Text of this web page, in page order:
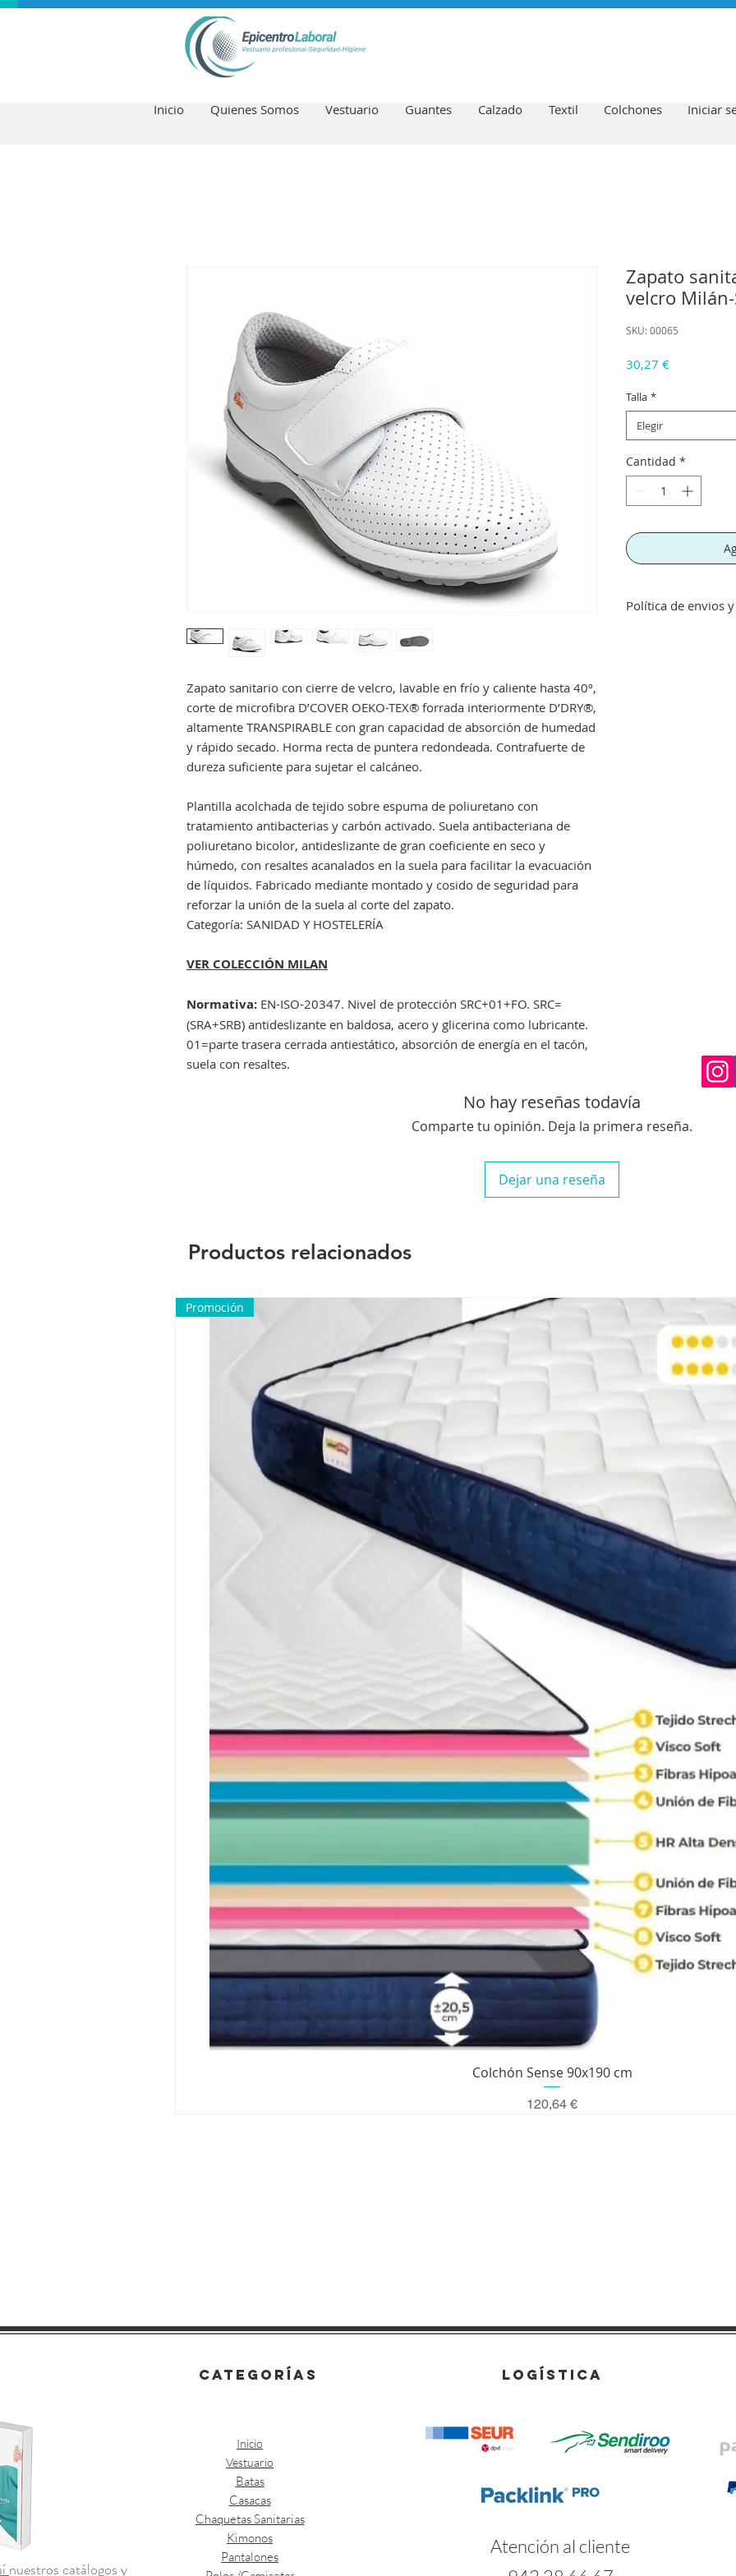
Inicio Quienes Somos Vestuario Guantes Calzado Textil Colchones Iniciar
Zapato sanitario con cierre de velcro, lavable en frío y caliente hasta 40º,
corte de microfibra D’COVER OEKO-TEX® forrada interiormente D’DRY®,
altamente TRANSPIRABLE con gran capacidad de absorción de humedad
y rápido secado. Horma recta de puntera redondeada. Contrafuerte de
dureza suficiente para sujetar el calcáneo.
Plantilla acolchada de tejido sobre espuma de poliuretano con
tratamiento antibacterias y carbón activado. Suela antibacteriana de
poliuretano bicolor, antideslizante de gran coeficiente en seco y
húmedo, con resaltes acanalados en la suela para facilitar la evacuación
de líquidos. Fabricado mediante montado y cosido de seguridad para
reforzar la unión de la suela al corte del zapato.
Categoría: SANIDAD Y HOSTELERÍA
VER COLECCIÓN MILAN
Normativa: EN-ISO-20347. Nivel de protección SRC+01+FO. SRC=
(SRA+SRB) antideslizante en baldosa, acero y glicerina como lubricante.
01=parte trasera cerrada antiestático, absorción de energía en el tacón,
suela con resaltes.
Zapato
velcro
SKU: 00065
30,27 €Precio
Talla *
Elegir
Cantidad *
Política de envios
No hay reseñas todavía
Comparte tu opinión. Deja la primera reseña.
Dejar una reseña
Productos relacionados
Vista rápida
Promoción
Colchón Sense 90x190 cm
Precio
120,64 €
categorías
nuestros catálogos y
Inicio
Vestuario
Batas
Casacas
Chaquetas Sanitarias
Kimonos
Pantalones
LOGÍSTICA
Atención al cliente